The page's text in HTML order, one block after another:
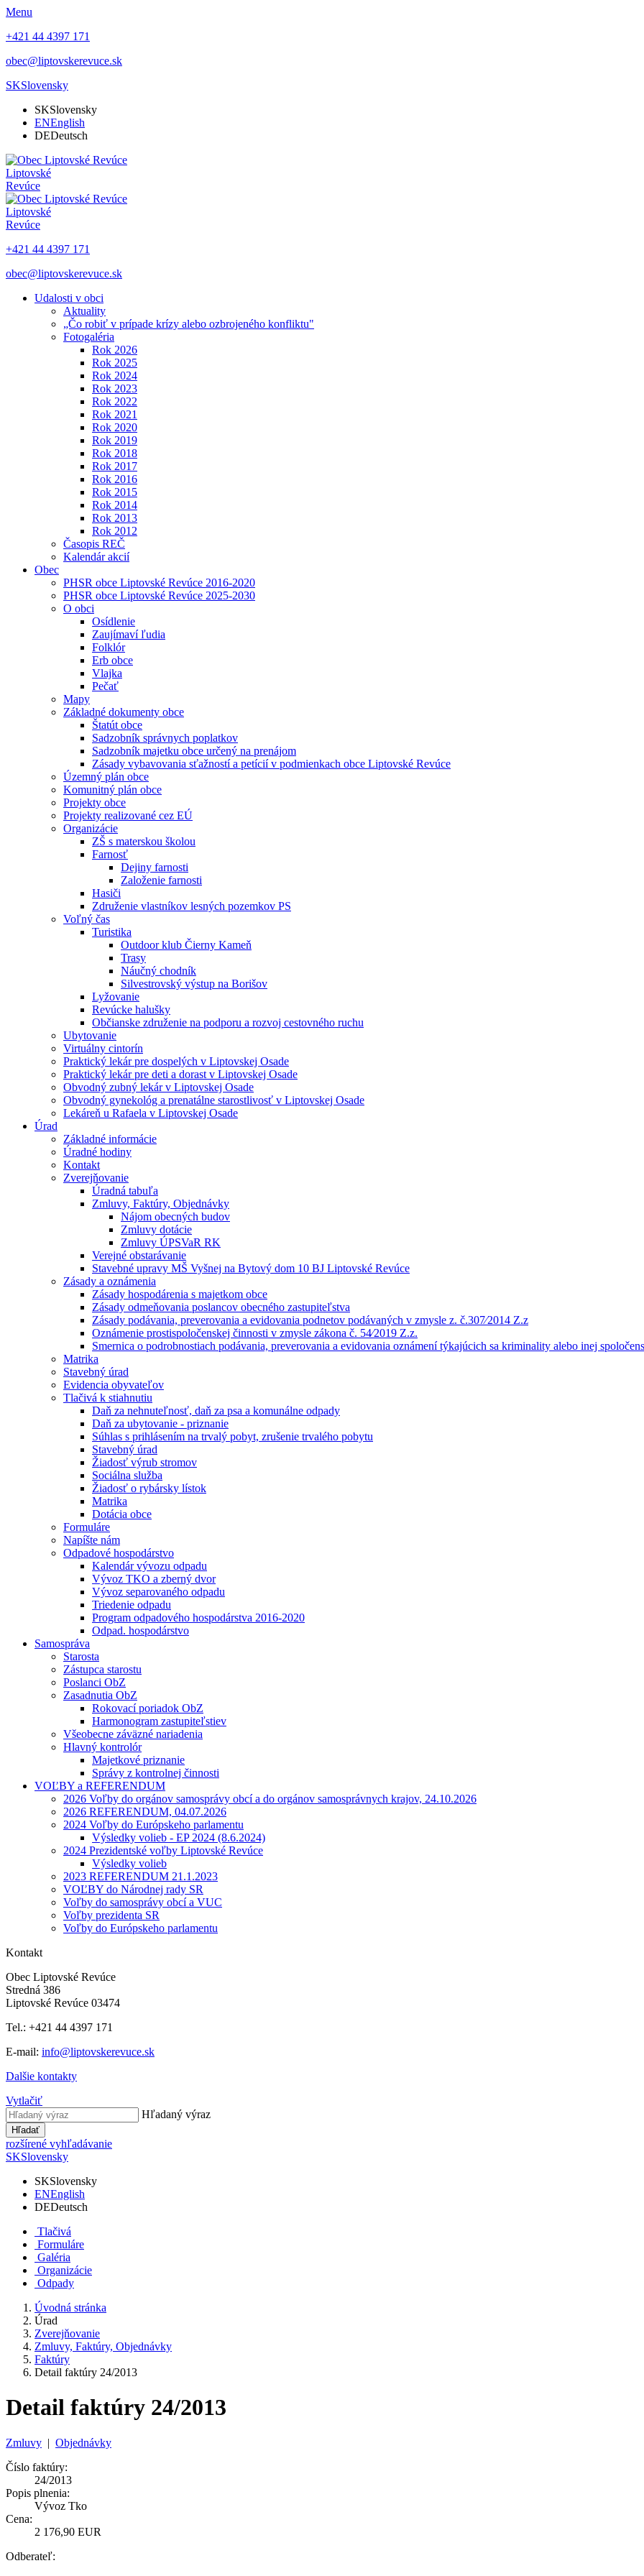
Menu
+421 44 4397 171
obec@liptovskerevuce.sk
SKSlovensky
SKSlovensky
ENEnglish
DEDeutsch
Liptovské
Revúce
Liptovské
Revúce
+421 44 4397 171
obec@liptovskerevuce.sk
Udalosti v obci
Aktuality
„Čo robiť v prípade krízy alebo ozbrojeného konfliktu"
Fotogaléria
Rok 2026
Rok 2025
Rok 2024
Rok 2023
Rok 2022
Rok 2021
Rok 2020
Rok 2019
Rok 2018
Rok 2017
Rok 2016
Rok 2015
Rok 2014
Rok 2013
Rok 2012
Časopis REČ
Kalendár akcií
Obec
PHSR obce Liptovské Revúce 2016-2020
PHSR obce Liptovské Revúce 2025-2030
O obci
Osídlenie
Zaujímaví ľudia
Folklór
Erb obce
Vlajka
Pečať
Mapy
Základné dokumenty obce
Štatút obce
Sadzobník správnych poplatkov
Sadzobník majetku obce určený na prenájom
Zásady vybavovania sťažností a petícií v podmienkach obce Liptovské Revúce
Územný plán obce
Komunitný plán obce
Projekty obce
Projekty realizované cez EÚ
Organizácie
ZŠ s materskou školou
Farnosť
Dejiny farnosti
Založenie farnosti
Hasiči
Združenie vlastníkov lesných pozemkov PS
Voľný čas
Turistika
Outdoor klub Čierny Kameň
Trasy
Náučný chodník
Silvestrovský výstup na Borišov
Lyžovanie
Revúcke halušky
Občianske združenie na podporu a rozvoj cestovného ruchu
Ubytovanie
Virtuálny cintorín
Praktický lekár pre dospelých v Liptovskej Osade
Praktický lekár pre deti a dorast v Liptovskej Osade
Obvodný zubný lekár v Liptovskej Osade
Obvodný gynekológ a prenatálne starostlivosť v Liptovskej Osade
Lekáreň u Rafaela v Liptovskej Osade
Úrad
Základné informácie
Úradné hodiny
Kontakt
Zverejňovanie
Úradná tabuľa
Zmluvy, Faktúry, Objednávky
Nájom obecných budov
Zmluvy dotácie
Zmluvy ÚPSVaR RK
Verejné obstarávanie
Stavebné upravy MŠ Vyšnej na Bytový dom 10 BJ Liptovské Revúce
Zásady a oznámenia
Zásady hospodárenia s majetkom obce
Zásady odmeňovania poslancov obecného zastupiteľstva
Zásady podávania, preverovania a evidovania podnetov podávaných v zmysle z. č.307⁄2014 Z.z
Oznámenie prostispoločenskej činnosti v zmysle zákona č. 54⁄2019 Z.z.
Smernica o podrobnostiach podávania, preverovania a evidovania oznámení týkajúcich sa kriminality alebo inej
Matrika
Stavebný úrad
Evidencia obyvateľov
Tlačivá k stiahnutiu
Daň za nehnuteľnosť, daň za psa a komunálne odpady
Daň za ubytovanie - priznanie
Súhlas s prihlásením na trvalý pobyt, zrušenie trvalého pobytu
Stavebný úrad
Žiadosť výrub stromov
Sociálna služba
Žiadosť o rybársky lístok
Matrika
Dotácia obce
Formuláre
Napíšte nám
Odpadové hospodárstvo
Kalendár vývozu odpadu
Vývoz TKO a zberný dvor
Vývoz separovaného odpadu
Triedenie odpadu
Program odpadového hospodárstva 2016-2020
Odpad. hospodárstvo
Samospráva
Starosta
Zástupca starostu
Poslanci ObZ
Zasadnutia ObZ
Rokovací poriadok ObZ
Harmonogram zastupiteľstiev
Všeobecne záväzné nariadenia
Hlavný kontrolór
Majetkové priznanie
Správy z kontrolnej činnosti
VOĽBY a REFERENDUM
2026 Voľby do orgánov samosprávy obcí a do orgánov samosprávnych krajov, 24.10.2026
2026 REFERENDUM, 04.07.2026
2024 Voľby do Európskeho parlamentu
Výsledky volieb - EP 2024 (8.6.2024)
2024 Prezidentské voľby Liptovské Revúce
Výsledky volieb
2023 REFERENDUM 21.1.2023
VOĽBY do Národnej rady SR
Voľby do samosprávy obcí a VUC
Voľby prezidenta SR
Voľby do Európskeho parlamentu
Kontakt
Obec Liptovské Revúce
Stredná 386
Liptovské Revúce 03474
Tel.: +421 44 4397 171
E-mail: info@liptovskerevuce.sk
Dalšie kontakty
Vytlačiť
Hľadaný výraz
Hľadať
rozšírené vyhľadávanie
SKSlovensky
SKSlovensky
ENEnglish
DEDeutsch
Tlačivá
Formuláre
Galéria
Organizácie
Odpady
Úvodná stránka
Úrad
Zverejňovanie
Zmluvy, Faktúry, Objednávky
Faktúry
Detail faktúry 24/2013
Detail faktúry 24/2013
Zmluvy | Objednávky
Číslo faktúry:
24/2013
Popis plnenia:
Vývoz Tko
Cena:
2 176,90 EUR
Odberateľ: